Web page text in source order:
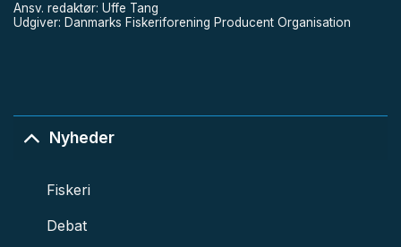
Ansv. redaktør: Uffe Tang
Udgiver: Danmarks Fiskeriforening Producent Organisation
Nyheder
Fiskeri
Debat